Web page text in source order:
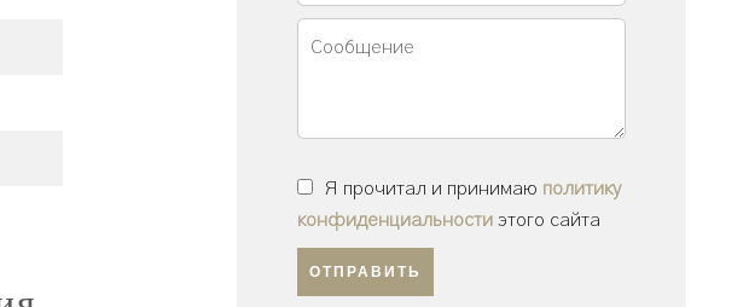
Я прочитал и принимаю политику
конфиденциальности этого сайта
ОТПРАВИТЬ